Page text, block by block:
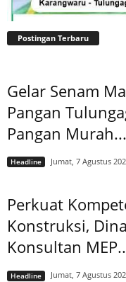
Postingan Terbaru
Gelar Senam
Pangan
Pangan Murah...
Headline Jumat, 7 Agustus
Perkuat
Konstruksi,
Konsultan
Headline Jumat, 7 Agustus